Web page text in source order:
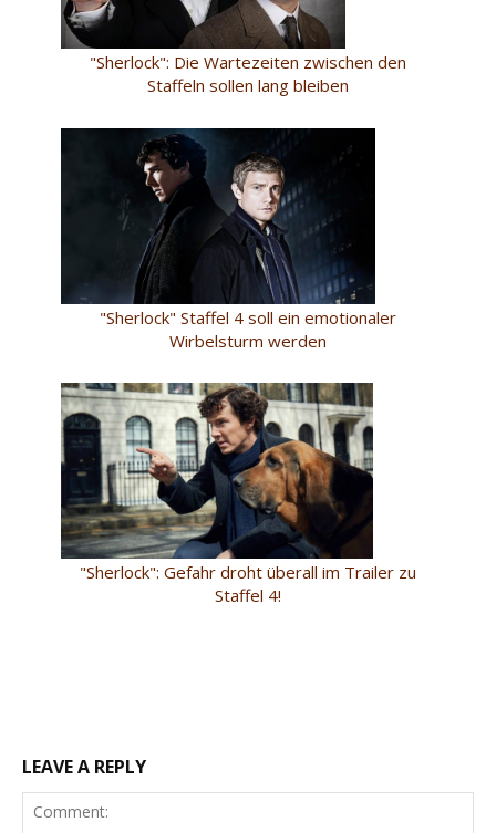
"Sherlock": Die Wartezeiten zwischen den
Staffeln sollen lang bleiben
"Sherlock" Staffel 4 soll ein emotionaler
Wirbelsturm werden
"Sherlock": Gefahr droht überall im Trailer zu
Staffel 4!
LEAVE A REPLY